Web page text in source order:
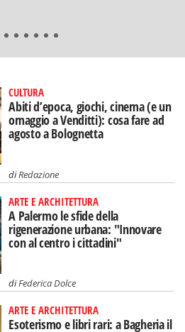
CULTURA
Abiti d’epoca, giochi, cinema (e un
omaggio a Venditti): cosa fare ad
agosto a Bolognetta
diRedazione
ARTE E ARCHITETTURA
A Palermo le sfide della
rigenerazione urbana: "Innovare
con al centro i cittadini"
diFederica Dolce
ARTE E ARCHITETTURA
Esoterismo e libri rari: a Bagheria il